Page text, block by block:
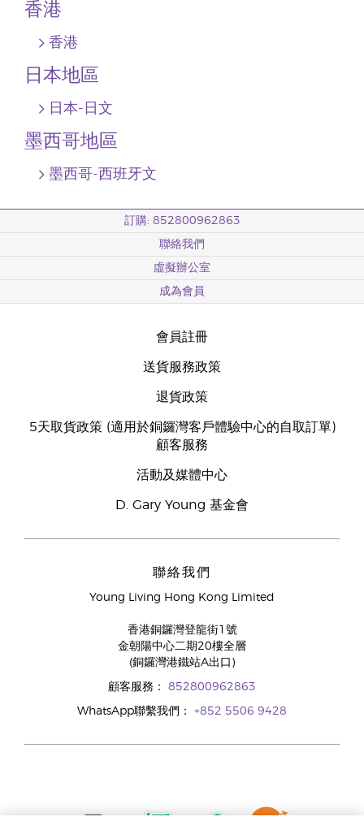
香港
香港
日本地區
日本-日文
墨西哥地區
墨西哥-西班牙文
訂購: 852800962863
聯絡我們
虛擬辦公室
成為會員
會員註冊
送貨服務政策
退貨政策
5天取貨政策 (適用於銅鑼灣客戶體驗中心的自取訂單)
顧客服務
活動及媒體中心
D. Gary Young 基金會
聯絡我們
Young Living Hong Kong Limited
香港銅鑼灣登龍街1號
金朝陽中心二期20樓全層
(銅鑼灣港鐵站A出口)
顧客服務： 852800962863
WhatsApp聯繫我們： +852 5506 9428